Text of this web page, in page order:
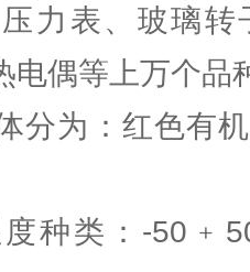
力表、玻璃
电偶等上万个品
分为：红色有
度种类：-